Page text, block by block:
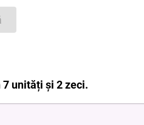
unități și 2 zeci.